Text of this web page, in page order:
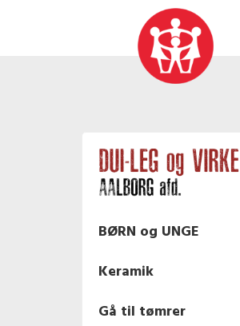
BØRN og UNGE
Keramik
Gå til tømrer